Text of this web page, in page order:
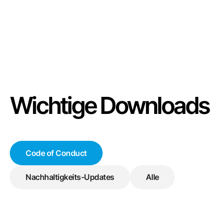
Wichtige Downloads
Code of Conduct
Nachhaltigkeits-Updates Alle